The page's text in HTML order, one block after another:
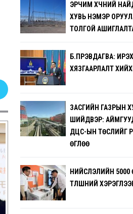
ЭРЧИМ ХҮЧНИЙ
ХУВЬ НЭМЭР
ТОЛГОЙ
Б.ПҮРЭВДАГВА:
ХЯЗГААРЛАЛТ
ЗАСГИЙН ГАЗРЫН
ШИЙДВЭР:
ДЦС-ЫН ТӨСЛИЙГ
ӨГЛӨӨ
НИЙСЛЭЛИЙН 5000
ТҮЛШНИЙ